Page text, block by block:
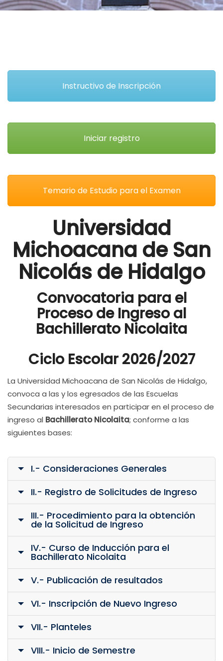
Instructivo de Inscripción
Iniciar registro
Temario de Estudio para el Examen
Universidad
Michoacana de San
Nicolás de Hidalgo
Convocatoria para el
Proceso de Ingreso al
Bachillerato Nicolaita
Ciclo Escolar 2026/2027
La Universidad Michoacana de San Nicolás de Hidalgo,
convoca a las y los egresados de las Escuelas
Secundarias interesados en participar en el proceso de
ingreso al Bachillerato Nicolaita; conforme a las
siguientes bases:
I.- Consideraciones Generales
II.- Registro de Solicitudes de Ingreso
III.- Procedimiento para la obtención
de la Solicitud de Ingreso
IV.- Curso de Inducción para el
Bachillerato Nicolaita
V.- Publicación de resultados
VI.- Inscripción de Nuevo Ingreso
VII.- Planteles
VIII.- Inicio de Semestre